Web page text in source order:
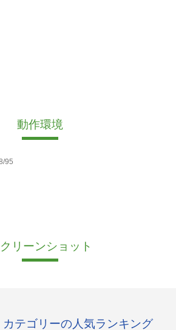
動作環境
95
リーンショット
カテゴリーの人気ランキング